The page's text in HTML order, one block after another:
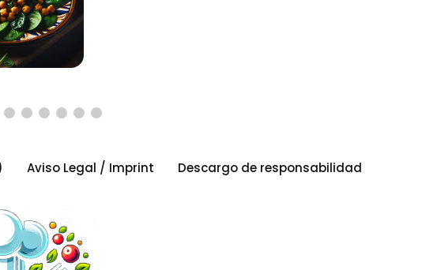
Aviso Legal / Imprint Descargo de responsabilidad